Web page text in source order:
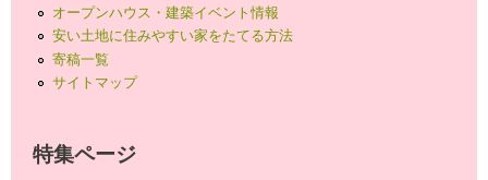
オープンハウス・建築イベント情報
安い土地に住みやすい家をたてる方法
寄稿一覧
サイトマップ
特集ページ